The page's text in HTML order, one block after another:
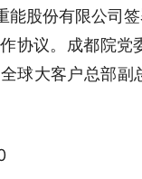
股份有限公司
协议。成都院
球大客户总部